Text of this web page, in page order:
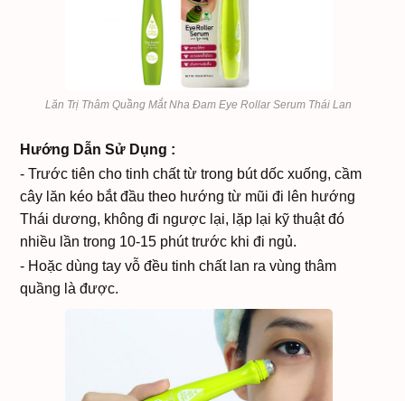
Lăn Trị Thâm Quầng Mắt Nha Đam Eye Rollar Serum Thái Lan
Hướng Dẫn Sử Dụng :
- Trước tiên cho tinh chất từ trong bút dốc xuống, cầm
cây lăn kéo bắt đầu theo hướng từ mũi đi lên hướng
Thái dương, không đi ngược lại, lặp lại kỹ thuật đó
nhiều lần trong 10-15 phút trước khi đi ngủ.
- Hoặc dùng tay vỗ đều tinh chất lan ra vùng thâm
quầng là được.